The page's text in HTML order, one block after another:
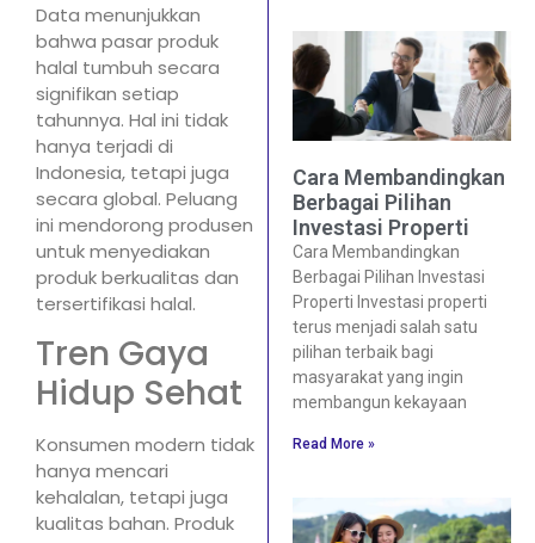
Data menunjukkan
bahwa pasar produk
halal tumbuh secara
signifikan setiap
tahunnya. Hal ini tidak
hanya terjadi di
Indonesia, tetapi juga
secara global. Peluang
ini mendorong produsen
untuk menyediakan
produk berkualitas dan
tersertifikasi halal.
Tren Gaya
Hidup Sehat
Konsumen modern tidak
hanya mencari
kehalalan, tetapi juga
kualitas bahan. Produk
Cara Membandingkan
Berbagai Pilihan
Investasi Properti
Cara Membandingkan
Berbagai Pilihan Investasi
Properti Investasi properti
terus menjadi salah satu
pilihan terbaik bagi
masyarakat yang ingin
membangun kekayaan
Read More »